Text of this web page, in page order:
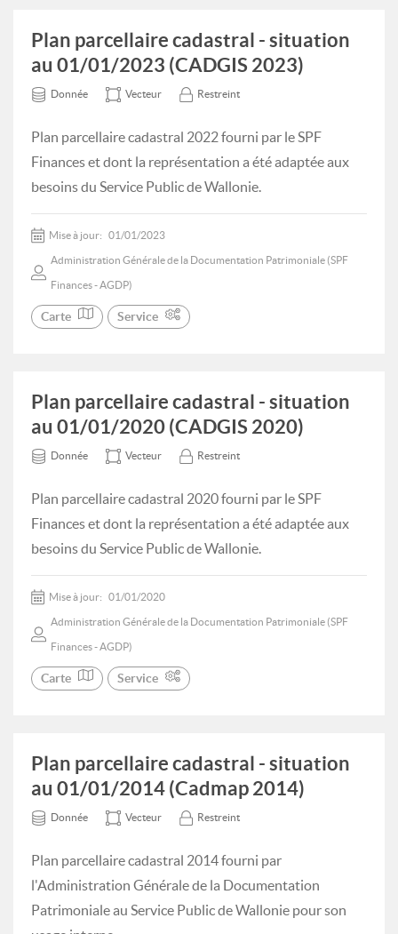
Plan parcellaire cadastral - situation
au 01/01/2023 (CADGIS 2023)
Donnée Vecteur Restreint
Plan parcellaire cadastral 2022 fourni par le SPF
Finances et dont la représentation a été adaptée aux
besoins du Service Public de Wallonie.
Mise à jour: 01/01/2023
Administration Générale de la Documentation Patrimoniale (SPF
Finances - AGDP)
Carte Service
Plan parcellaire cadastral - situation
au 01/01/2020 (CADGIS 2020)
Donnée Vecteur Restreint
Plan parcellaire cadastral 2020 fourni par le SPF
Finances et dont la représentation a été adaptée aux
besoins du Service Public de Wallonie.
Mise à jour: 01/01/2020
Administration Générale de la Documentation Patrimoniale (SPF
Finances - AGDP)
Carte Service
Plan parcellaire cadastral - situation
au 01/01/2014 (Cadmap 2014)
Donnée Vecteur Restreint
Plan parcellaire cadastral 2014 fourni par
l'Administration Générale de la Documentation
Patrimoniale au Service Public de Wallonie pour son